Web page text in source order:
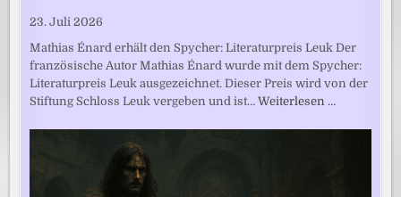
23. Juli 2026
Mathias Énard erhält den Spycher: Literaturpreis Leuk Der
französische Autor Mathias Énard wurde mit dem Spycher:
Literaturpreis Leuk ausgezeichnet. Dieser Preis wird von der
Stiftung Schloss Leuk vergeben und ist…Weiterlesen …